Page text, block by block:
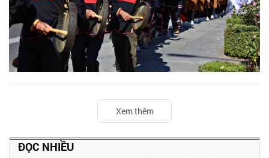
Xem thêm
ĐỌC NHIỀU